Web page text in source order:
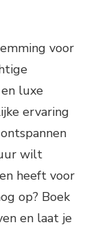
voor
luxe
ervaring
wilt
heeft voor
op? Boek
en laat je